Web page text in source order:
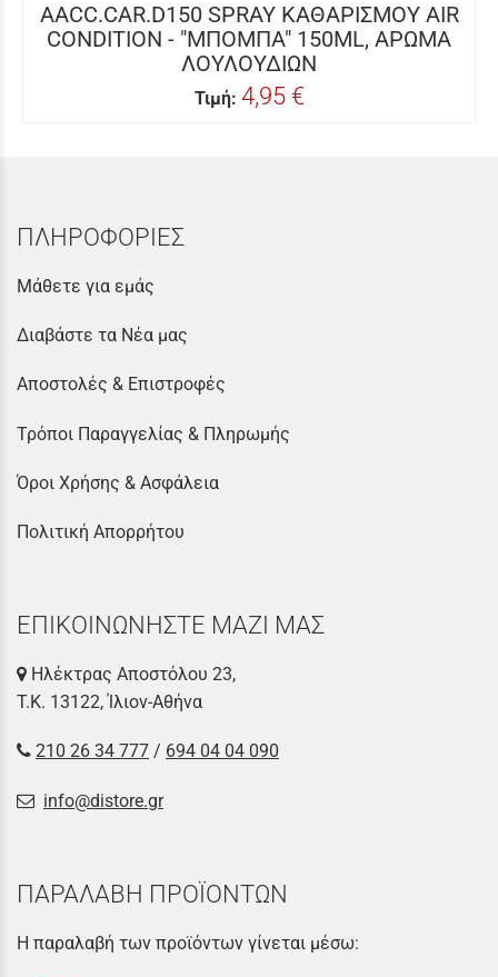
AACC.CAR.D150 SPRAY ΚΑΘΑΡΙΣΜΟΥ AIR
CONDITION - "ΜΠΟΜΠΑ" 150ML, ΑΡΩΜΑ
ΛΟΥΛΟΥΔΙΩΝ
Τιμή: 4,95 €
ΠΛΗΡΟΦΟΡΙΕΣ
Μάθετε για εμάς
Διαβάστε τα Νέα μας
Αποστολές & Επιστροφές
Τρόποι Παραγγελίας & Πληρωμής
Όροι Χρήσης & Ασφάλεια
Πολιτική Απορρήτου
ΕΠΙΚΟΙΝΩΝΗΣΤΕ ΜΑΖΙ ΜΑΣ
Ηλέκτρας Αποστόλου 23,
Τ.Κ. 13122, Ίλιον-Αθήνα
210 26 34 777 / 694 04 04 090
info@distore.gr
ΠΑΡΑΛΑΒΗ ΠΡΟΪΟΝΤΩΝ
Η παραλαβή των προϊόντων γίνεται μέσω: